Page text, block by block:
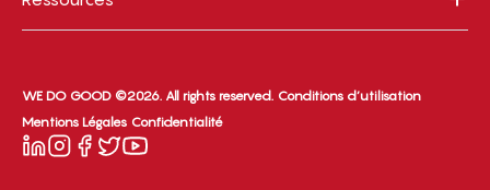
WE DO GOOD ©2026. All rights reserved. Conditions d’utilisation
Mentions Légales Confidentialité